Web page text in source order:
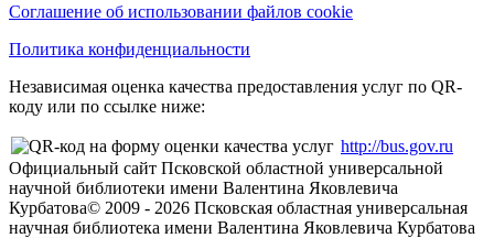
Соглашение об использовании файлов cookie
Политика конфиденциальности
Независимая оценка качества предоставления услуг по QR-
коду или по ссылке ниже:
http://bus.gov.ru
Официальный сайт Псковской областной универсальной
научной библиотеки имени Валентина Яковлевича
Курбатова© 2009 - 2026 Псковская областная универсальная
научная библиотека имени Валентина Яковлевича Курбатова